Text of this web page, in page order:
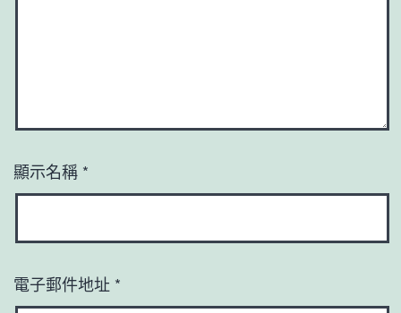
顯示名稱 *
電子郵件地址 *